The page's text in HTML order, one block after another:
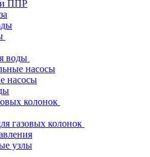
ППР
воды
насосы
насосы
колонок
газовых колонок
узлы